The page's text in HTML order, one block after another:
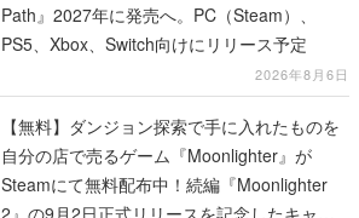
Path』2027年に発売へ。PC（Steam）、
PS5、Xbox、Switch向けにリリース予定
2026年8月6日
【無料】ダンジョン探索で手に入れたものを
自分の店で売るゲーム『Moonlighter』が
Steamにて無料配布中！続編『Moonlighter